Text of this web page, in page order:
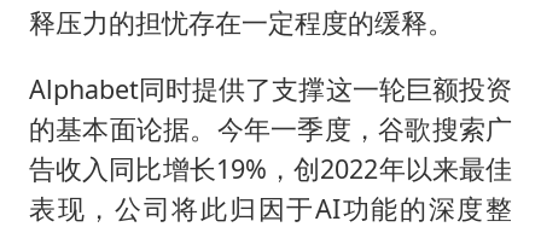
释压力的担忧存在一定程度的缓释。
Alphabet同时提供了支撑这一轮巨额投资
的基本面论据。今年一季度，谷歌搜索广
告收入同比增长19%，创2022年以来最佳
表现，公司将此归因于AI功能的深度整